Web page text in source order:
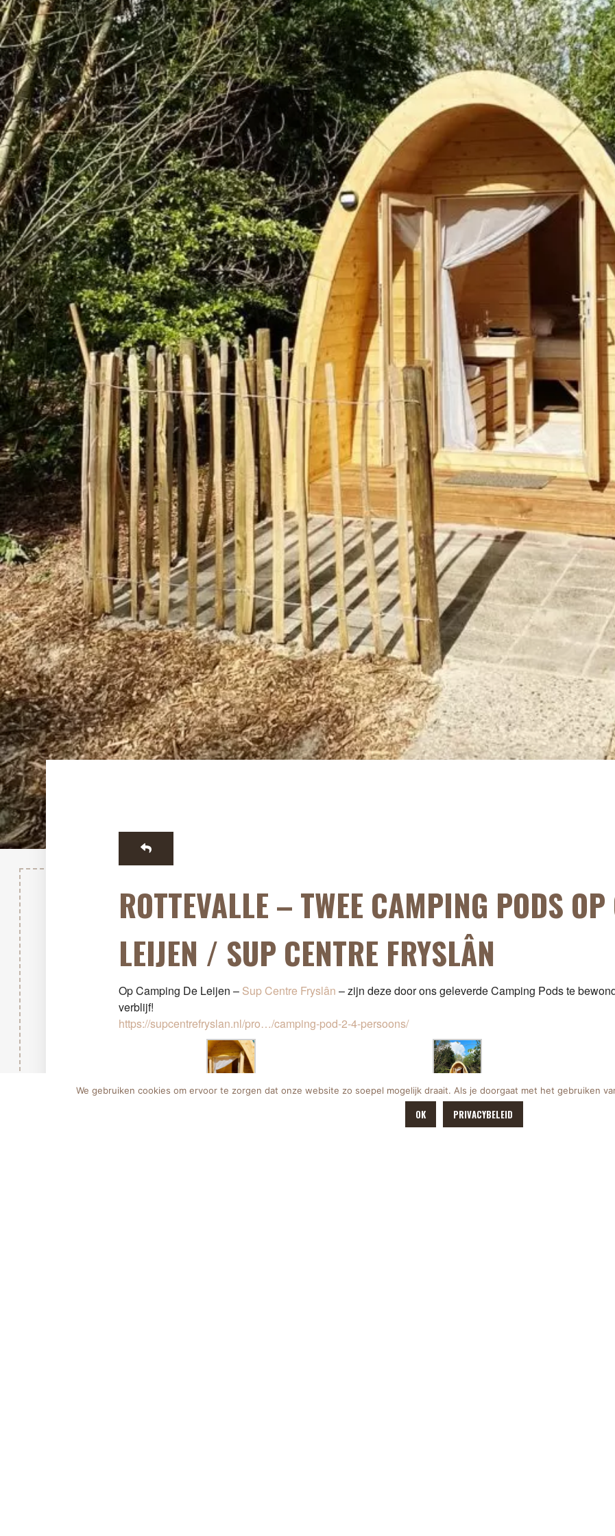
ROTTEVALLE – TWEE CAMPING PODS
LEIJEN / SUP CENTRE FRYSLÂN
Op Camping De Leijen – Sup Centre Fryslân – zijn deze door ons geleverde Camping Pods te
verblijf!
https://supcentrefryslan.nl/pro…/camping-pod-2-4-persoons/
We gebruiken cookies om ervoor te zorgen dat onze website zo soepel mogelijk draait. Als je doorgaat met het gebruiken
OK PRIVACYBELEID